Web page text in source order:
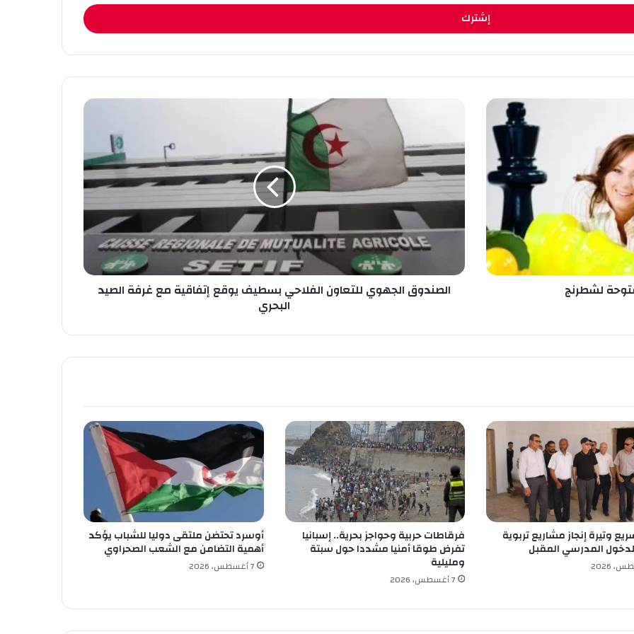
لشطرنج
ن
د
و
ق
ل
و
ا
ا
ف
ل
ا
ح
ي
ب
س
ط
ي
ف
ي
ق
الصندوق الجهوي للتعاون الفلاحي بسطيف يوقع إتفاقية مع غرفة الصيد
البحري
وتيرة إنجاز مشاريع تربوية
المدرسي المقبل
فرقاطات حربية وحواجز بحرية.. إسبانيا
تفرض طوقا أمنيا مشددا حول سبتة
ومليلية
7 أغسطس، 2026
أوسرد تحتضن ملتقى دوليا للشباب يؤكد
أهمية التضامن مع الشعب الصحراوي
7 أغسطس، 2026